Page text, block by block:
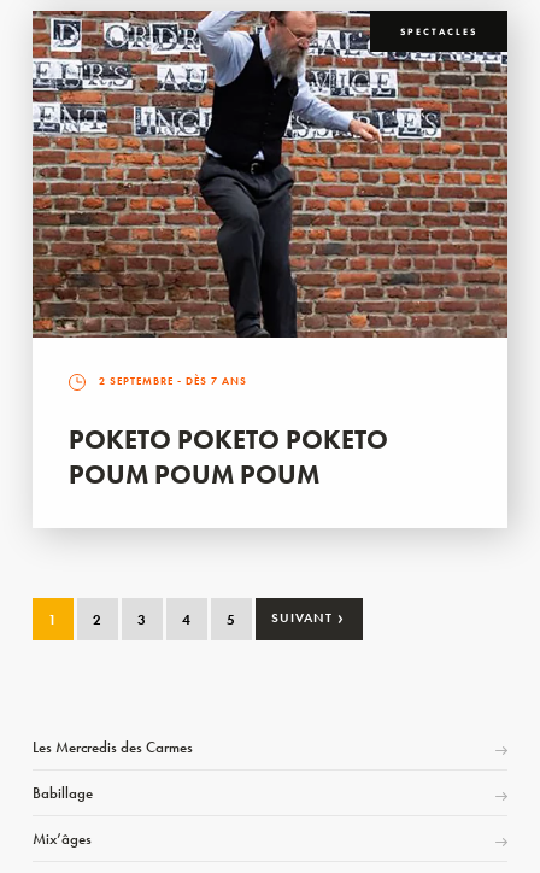
SPECTACLES
2 SEPTEMBRE - DÈS 7 ANS
POKETO POKETO POKETO
POUM POUM POUM
1 2 3 4 5 SUIVANT ›
Les Mercredis des Carmes
Babillage
Mix’âges